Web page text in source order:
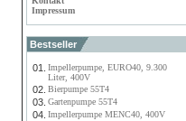
Impressum
Bestseller
01.
Impellerpumpe, EURO40, 9.300
Liter, 400V
02. Bierpumpe 55T4
03. Gartenpumpe 55T4
04. Impellerpumpe MENC40, 400V